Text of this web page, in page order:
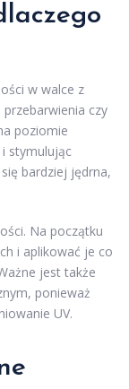
w walce z
czy
poziomie
stymulując
bardziej jędrna,
Na początku
i aplikować je co
jest także
ponieważ
UV.